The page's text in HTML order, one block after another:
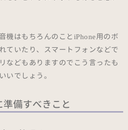
機はもちろんのことiPhone用のボ
ていたり、スマートフォンなどで
などもありますのでこう言ったも
いでしょう。
備すべきこと